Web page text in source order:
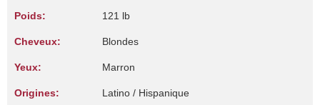
Poids: 121 lb
Cheveux: Blondes
Yeux: Marron
Origines: Latino / Hispanique